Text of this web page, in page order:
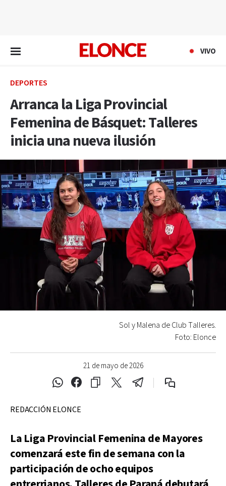
VIVO
DEPORTES
Arranca la Liga Provincial
Femenina de Básquet: Talleres
inicia una nueva ilusión
21 de mayo de 2026
Sol y Malena de Club Talleres.
Foto: Elonce
REDACCIÓN ELONCE
La Liga Provincial Femenina de Mayores
comenzará este fin de semana con la
participación de ocho equipos